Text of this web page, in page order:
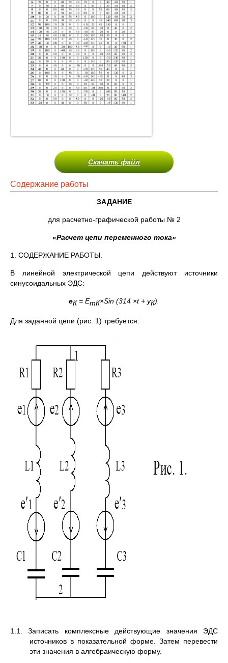
Скачать файл
Содержание работы
ЗАДАНИЕ
для расчетно-графической работы № 2
«Расчет цепи переменного тока»
1. СОДЕРЖАНИЕ РАБОТЫ.
В линейной электрической цепи действуют источники
синусоидальных ЭДС:
eК= EmК×Sin (314 ×t+ yК).
Для заданной цепи (рис. 1) требуется:
1.1. Записать комплексные действующие значения ЭДС
источников в показательной форме. Затем перевести
эти значения в алгебраическую форму.